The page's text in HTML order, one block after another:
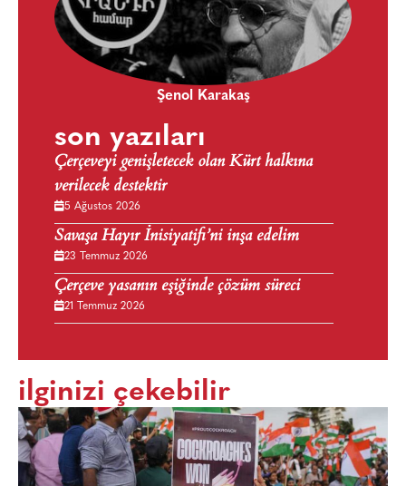
Şenol Karakaş
son yazıları
Çerçeveyi genişletecek olan Kürt halkına
verilecek destektir
5 Ağustos 2026
Savaşa Hayır İnisiyatifi’ni inşa edelim
23 Temmuz 2026
Çerçeve yasanın eşiğinde çözüm süreci
21 Temmuz 2026
ilginizi çekebilir